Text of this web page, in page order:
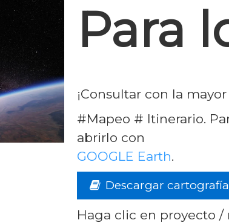
Para
¡Consultar con la
#Mapeo # Itinerario.
abrirlo con
GOOGLE Earth.
Descargar cartografía
Haga clic en proyecto